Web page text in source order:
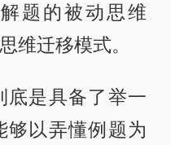
题的被动思维
维迁移模式。
底是具备了举一
够以弄懂例题为